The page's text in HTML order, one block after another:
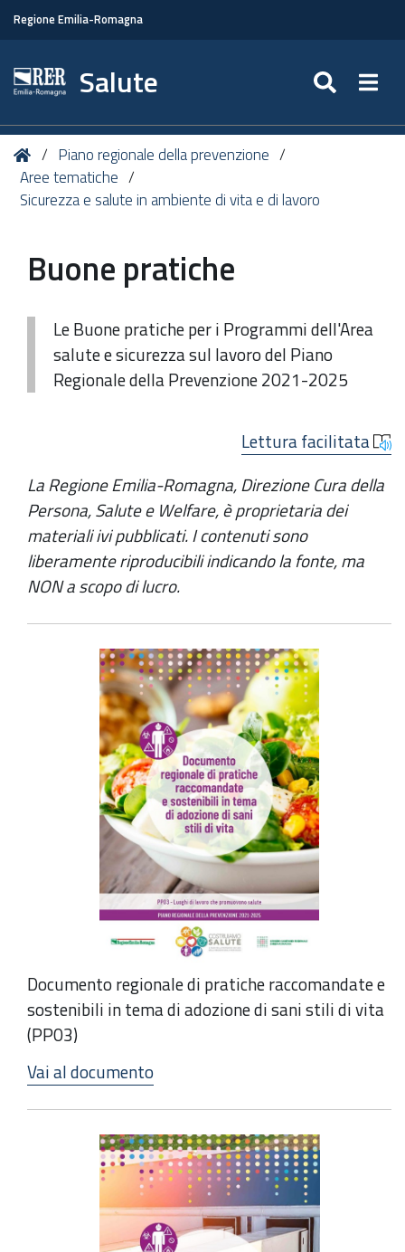
Regione Emilia-Romagna
Salute
Tu
sei
qui:
HomePiano regionale della prevenzione
Aree tematiche
Sicurezza e salute in ambiente di vita e di lavoro
Buone pratiche
Le Buone pratiche per i Programmi dell'Area
salute e sicurezza sul lavoro del Piano
Regionale della Prevenzione 2021-2025
Lettura facilitata
La Regione Emilia-Romagna, Direzione Cura della
Persona, Salute e Welfare, è proprietaria dei
materiali ivi pubblicati. I contenuti sono
liberamente riproducibili indicando la fonte, ma
NON a scopo di lucro.
Documento regionale di pratiche raccomandate e
sostenibili in tema di adozione di sani stili di vita
(PP03)
Vai al documento